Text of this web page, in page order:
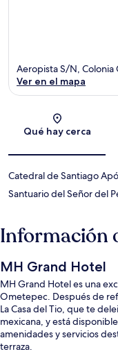
Aeropista S/N, Colonia
Ver en el mapa
Qué hay cerca
Catedral de Santiago
Santuario del Señor del
Información
MH Grand Hotel
MH Grand Hotel es una
Ometepec. Después de
La Casa del Tio, que te
mexicana, y está
amenidades y servicios
terraza.